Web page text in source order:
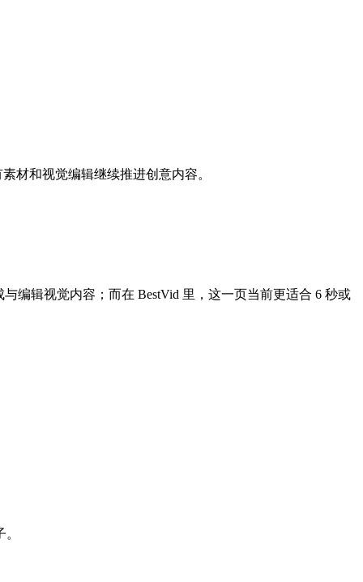
材和视觉编辑继续推进创意内容。
编辑视觉内容；而在 BestVid 里，这一页当前更适合 6 秒或